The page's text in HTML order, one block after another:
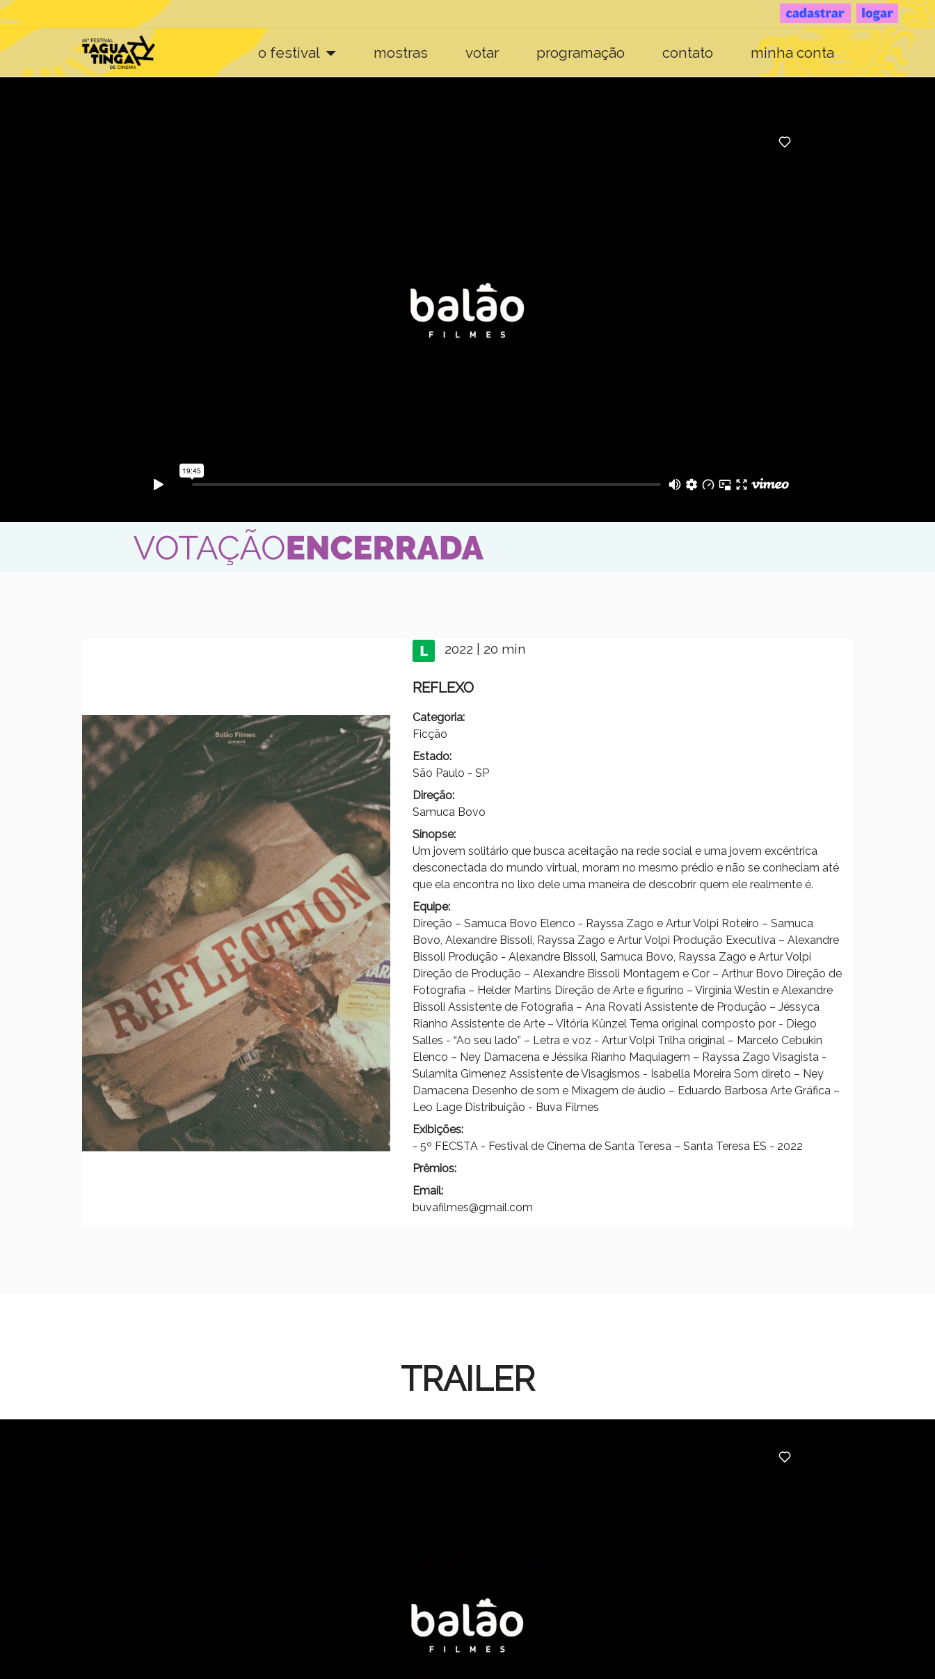
o festival mostras votar programação contato minha conta
2022 | 20 min
REFLEXO
Categoria:
Ficção
Estado:
São Paulo - SP
Direção:
Samuca Bovo
Sinopse:
Um jovem solitário que busca aceitação na rede social e uma jovem excêntrica
desconectada do mundo virtual, moram no mesmo prédio e não se conheciam até
que ela encontra no lixo dele uma maneira de descobrir quem ele realmente é.
Equipe:
Direção – Samuca Bovo Elenco - Rayssa Zago e Artur Volpi Roteiro – Samuca
Bovo, Alexandre Bissoli, Rayssa Zago e Artur Volpi Produção Executiva – Alexandre
Bissoli Produção - Alexandre Bissoli, Samuca Bovo, Rayssa Zago e Artur Volpi
Direção de Produção – Alexandre Bissoli Montagem e Cor – Arthur Bovo Direção de
Fotografia – Helder Martins Direção de Arte e figurino – Virgínia Westin e Alexandre
Bissoli Assistente de Fotografia – Ana Rovati Assistente de Produção – Jéssyca
Rianho Assistente de Arte – Vitória Künzel Tema original composto por - Diego
Salles - “Ao seu lado” – Letra e voz - Artur Volpi Trilha original – Marcelo Cebukin
Elenco – Ney Damacena e Jéssika Rianho Maquiagem – Rayssa Zago Visagista -
Sulamita Gimenez Assistente de Visagismos - Isabella Moreira Som direto – Ney
Damacena Desenho de som e Mixagem de áudio – Eduardo Barbosa Arte Gráfica –
Leo Lage Distribuição - Buva Filmes
Exibições:
- 5º FECSTA - Festival de Cinema de Santa Teresa – Santa Teresa ES - 2022
Prêmios:
Email:
buvafilmes@gmail.com
TRAILER